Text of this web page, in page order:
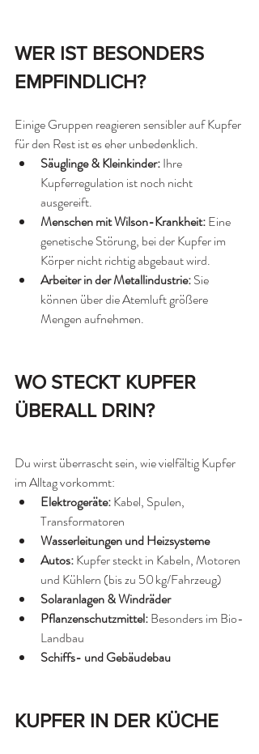
WER IST BESONDERS
EMPFINDLICH?
Einige Gruppen reagieren sensibler auf Kupfer
für den Rest ist es eher unbedenklich.
Säuglinge & Kleinkinder: Ihre
Kupferregulation ist noch nicht
ausgereift.
Menschen mit Wilson-Krankheit: Eine
genetische Störung, bei der Kupfer im
Körper nicht richtig abgebaut wird.
Arbeiter in der Metallindustrie: Sie
können über die Atemluft größere
Mengen aufnehmen.
WO STECKT KUPFER
ÜBERALL DRIN?
Du wirst überrascht sein, wie vielfältig Kupfer
im Alltag vorkommt:
Elektrogeräte: Kabel, Spulen,
Transformatoren
Wasserleitungen und Heizsysteme
Autos: Kupfer steckt in Kabeln, Motoren
und Kühlern (bis zu 50 kg/Fahrzeug)
Solaranlagen & Windräder
Pflanzenschutzmittel: Besonders im Bio-
Landbau
Schiffs- und Gebäudebau
KUPFER IN DER KÜCHE